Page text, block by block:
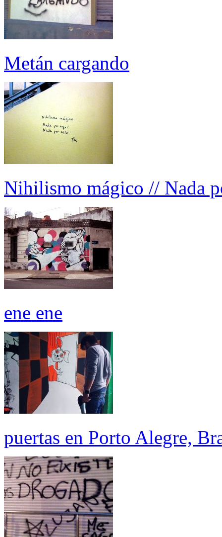
Metán cargando
Nihilismo mágico // Nada
ene ene
puertas en Porto Alegre,